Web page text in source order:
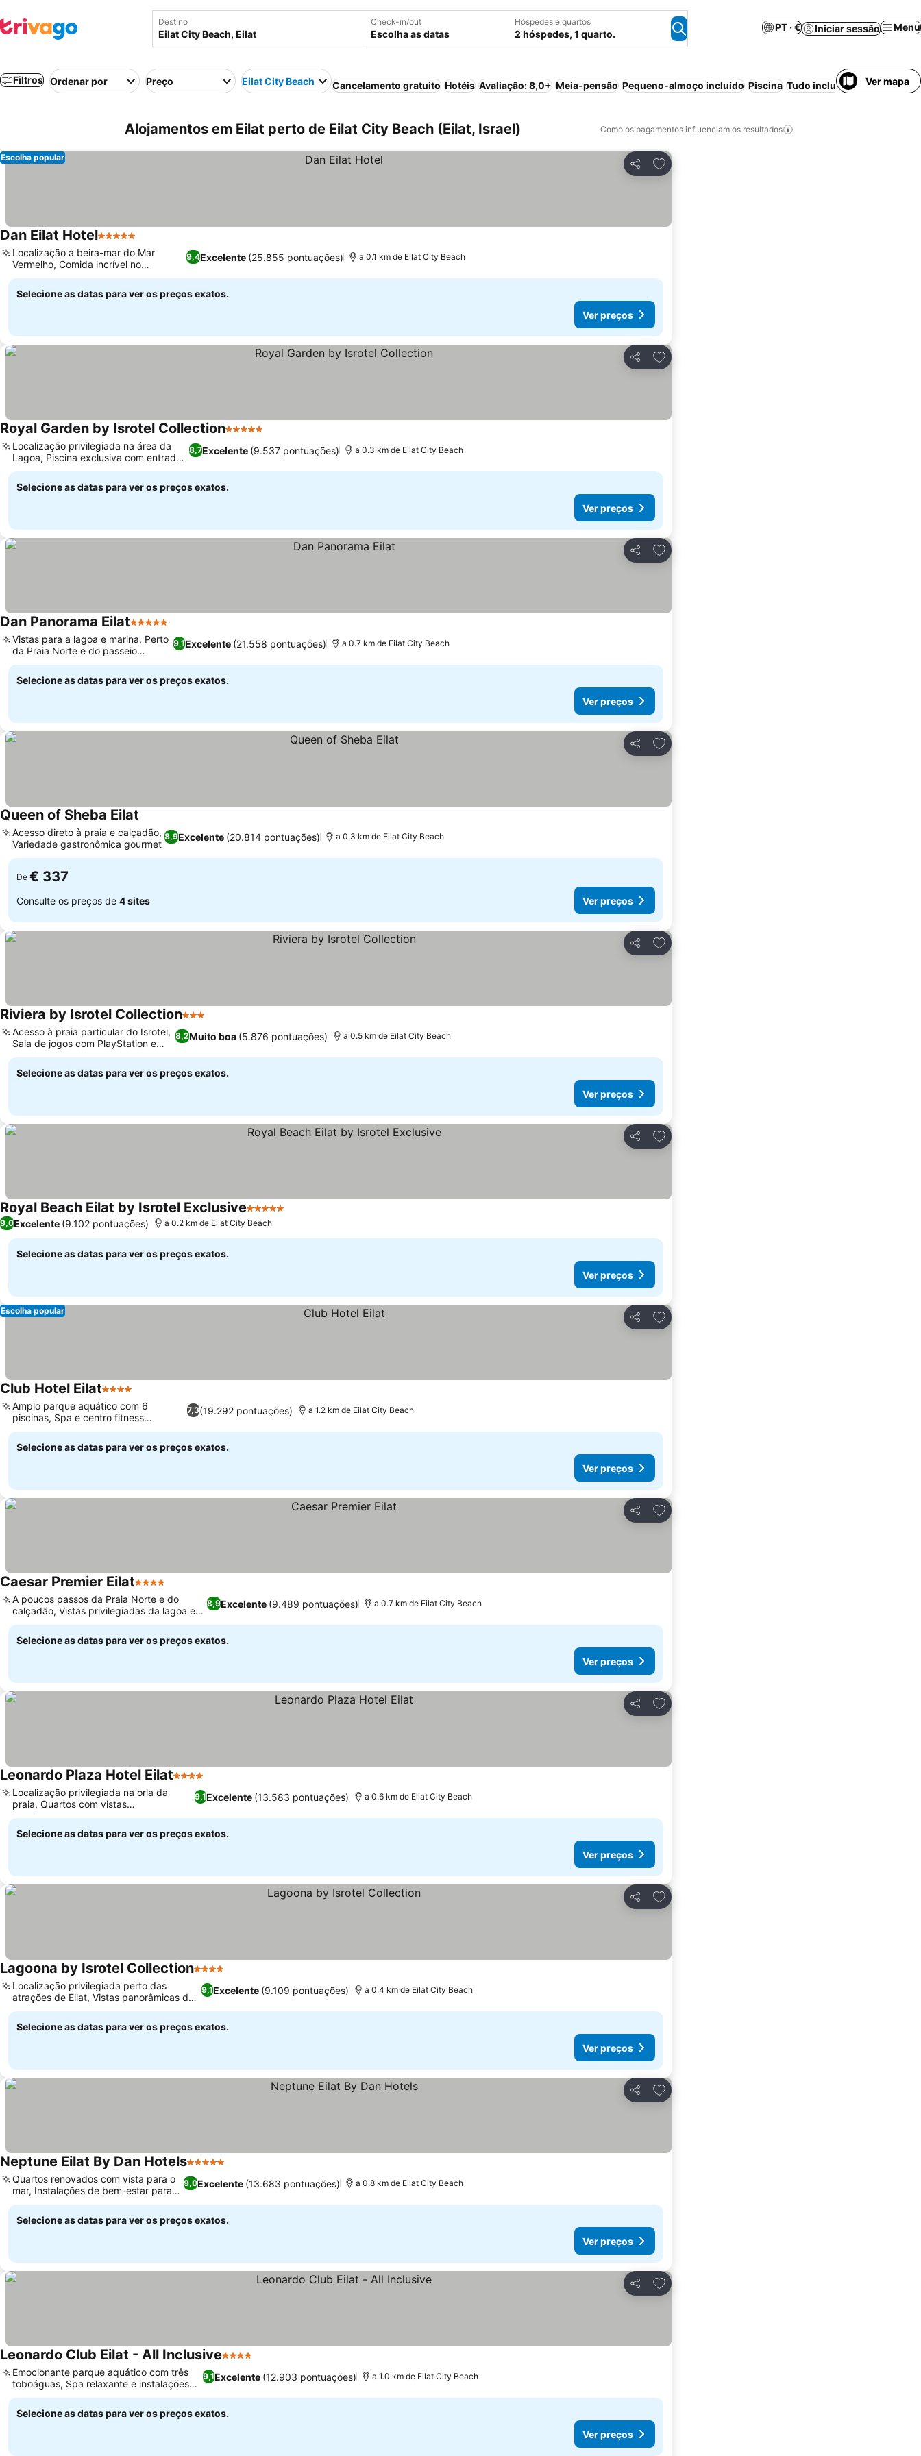
Destino Check-in/out
Escolha as datas
Hóspedes e quartos
2 hóspedes, 1 quarto.
PT · € Iniciar sessão Menu
Filtros Ordenar por Preço Eilat City Beach Cancelamento gratuito Hotéis Avaliação: 8,0+ Meia-pensão Pequeno-almoço incluído Piscina Tudo incluído Aparthotel
Ver mapa
Alojamentos em Eilat perto de Eilat City Beach (Eilat, Israel) Como os pagamentos influenciam os resultados
Partilhar
Adicionar aos favoritos
Escolha popular
Dan Eilat Hotel5 Estrelas
9,4Excelente (25.855 pontuações)
Localização à beira-mar do Mar
Vermelho, Comida incrível no
restaurante Daykota
a 0.1 km de Eilat City Beach
Selecione as datas para ver os preços exatos.
Ver preços
Partilhar
Adicionar aos favoritos
Royal Garden by Isrotel Collection5 Estrelas
8,7Excelente (9.537 pontuações)
Localização privilegiada na área da
Lagoa, Piscina exclusiva com entrada
de areia
a 0.3 km de Eilat City Beach
Selecione as datas para ver os preços exatos.
Ver preços
Partilhar
Adicionar aos favoritos
Dan Panorama Eilat5 Estrelas
9,1Excelente (21.558 pontuações)
Vistas para a lagoa e marina, Perto
da Praia Norte e do passeio
marítimo
a 0.7 km de Eilat City Beach
Selecione as datas para ver os preços exatos.
Ver preços
Partilhar
Adicionar aos favoritos
Queen of Sheba Eilat
8,9Excelente (20.814 pontuações)
Acesso direto à praia e calçadão,
Variedade gastronômica gourmet
a 0.3 km de Eilat City Beach
De € 337
Consulte os preços de 4 sites Ver preços
Partilhar
Adicionar aos favoritos
Riviera by Isrotel Collection3 Estrelas
8,2Muito boa (5.876 pontuações)
Acesso à praia particular do Isrotel,
Sala de jogos com PlayStation e
Xbox
a 0.5 km de Eilat City Beach
Selecione as datas para ver os preços exatos.
Ver preços
Partilhar
Adicionar aos favoritos
Royal Beach Eilat by Isrotel Exclusive5 Estrelas
9,0Excelente (9.102 pontuações) a 0.2 km de Eilat City Beach
Selecione as datas para ver os preços exatos.
Ver preços
Partilhar
Adicionar aos favoritos
Escolha popular
Club Hotel Eilat4 Estrelas
7,3(19.292 pontuações)
Amplo parque aquático com 6
piscinas, Spa e centro fitness
completos
a 1.2 km de Eilat City Beach
Selecione as datas para ver os preços exatos.
Ver preços
Partilhar
Adicionar aos favoritos
Caesar Premier Eilat4 Estrelas
8,9Excelente (9.489 pontuações)
A poucos passos da Praia Norte e do
calçadão, Vistas privilegiadas da lagoa e
do Mar Vermelho
a 0.7 km de Eilat City Beach
Selecione as datas para ver os preços exatos.
Ver preços
Partilhar
Adicionar aos favoritos
Leonardo Plaza Hotel Eilat4 Estrelas
9,1Excelente (13.583 pontuações)
Localização privilegiada na orla da
praia, Quartos com vistas
deslumbrantes para o mar
a 0.6 km de Eilat City Beach
Selecione as datas para ver os preços exatos.
Ver preços
Partilhar
Adicionar aos favoritos
Lagoona by Isrotel Collection4 Estrelas
9,1Excelente (9.109 pontuações)
Localização privilegiada perto das
atrações de Eilat, Vistas panorâmicas de
alguns quartos
a 0.4 km de Eilat City Beach
Selecione as datas para ver os preços exatos.
Ver preços
Partilhar
Adicionar aos favoritos
Neptune Eilat By Dan Hotels5 Estrelas
9,0Excelente (13.683 pontuações)
Quartos renovados com vista para o
mar, Instalações de bem-estar para
relaxar
a 0.8 km de Eilat City Beach
Selecione as datas para ver os preços exatos.
Ver preços
Partilhar
Adicionar aos favoritos
Leonardo Club Eilat - All Inclusive4 Estrelas
9,1Excelente (12.903 pontuações)
Emocionante parque aquático com três
toboáguas, Spa relaxante e instalações
de bem-estar
a 1.0 km de Eilat City Beach
Selecione as datas para ver os preços exatos.
Ver preços